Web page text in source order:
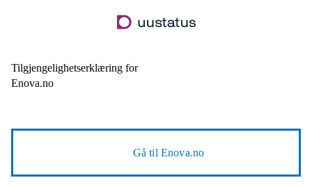
til
Tilgjengelighetserklæring for
Enova.no
Gå til Enova.no